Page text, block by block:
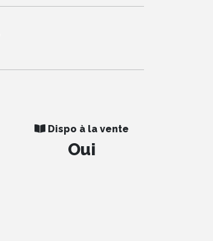
Dispo à la vente
Oui